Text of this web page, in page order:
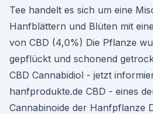
Tee handelt es sich um eine
Hanfblättern und Blüten mit
von CBD (4,0%) Die Pflanze
gepflückt und schonend
CBD Cannabidiol - jetzt
hanfprodukte.de CBD - eines
Cannabinoide der Hanfpflanze